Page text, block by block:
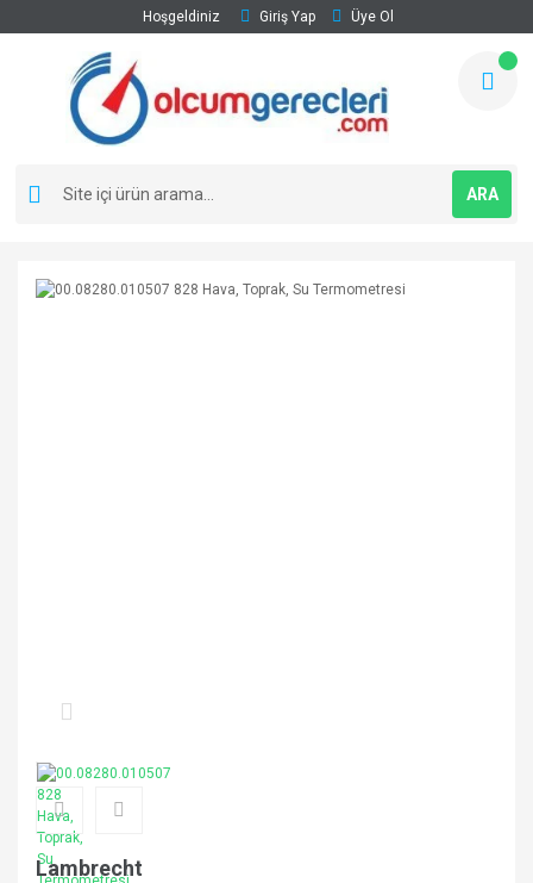
Hoşgeldiniz Giriş Yap Üye Ol
ARA
Lambrecht